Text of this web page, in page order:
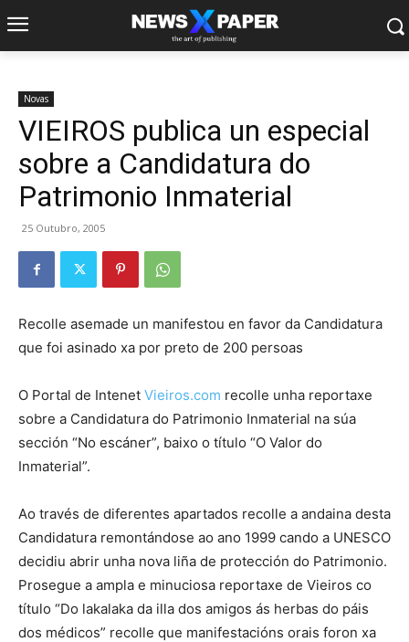
Novas
VIEIROS publica un especial
sobre a Candidatura do
Patrimonio Inmaterial
25 Outubro, 2005
Recolle asemade un manifestou en favor da Candidatura
que foi asinado xa por preto de 200 persoas
O Portal de Intenet Vieiros.com recolle unha reportaxe
sobre a Candidatura do Patrimonio Inmaterial na súa
sección “No escáner”, baixo o título “O Valor do
Inmaterial”.
Ao través de diferentes apartados recolle a andaina desta
Candidatura remontándose ao ano 1999 cando a UNESCO
decidiu abrir unha nova liña de protección do Patrimonio.
Prosegue a ampla e minuciosa reportaxe de Vieiros co
título “Do lakalaka da illa dos amigos ás herbas do páis
dos médicos” recolle que manifestacións orais foron xa